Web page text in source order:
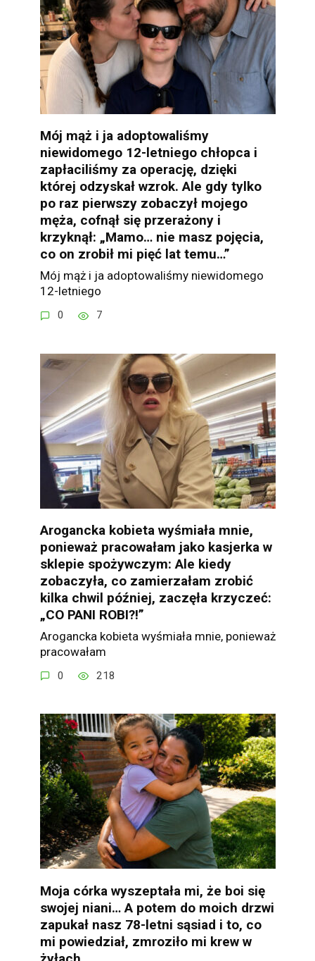
Mój mąż i ja adoptowaliśmy
niewidomego 12-letniego chłopca i
zapłaciliśmy za operację, dzięki
której odzyskał wzrok. Ale gdy tylko
po raz pierwszy zobaczył mojego
męża, cofnął się przerażony i
krzyknął: „Mamo… nie masz pojęcia,
co on zrobił mi pięć lat temu…”
Mój mąż i ja adoptowaliśmy niewidomego
12-letniego
0 7
Arogancka kobieta wyśmiała mnie,
ponieważ pracowałam jako kasjerka w
sklepie spożywczym: Ale kiedy
zobaczyła, co zamierzałam zrobić
kilka chwil później, zaczęła krzyczeć:
„CO PANI ROBI?!”
Arogancka kobieta wyśmiała mnie, ponieważ
pracowałam
0 218
Moja córka wyszeptała mi, że boi się
swojej niani… A potem do moich drzwi
zapukał nasz 78-letni sąsiad i to, co
mi powiedział, zmroziło mi krew w